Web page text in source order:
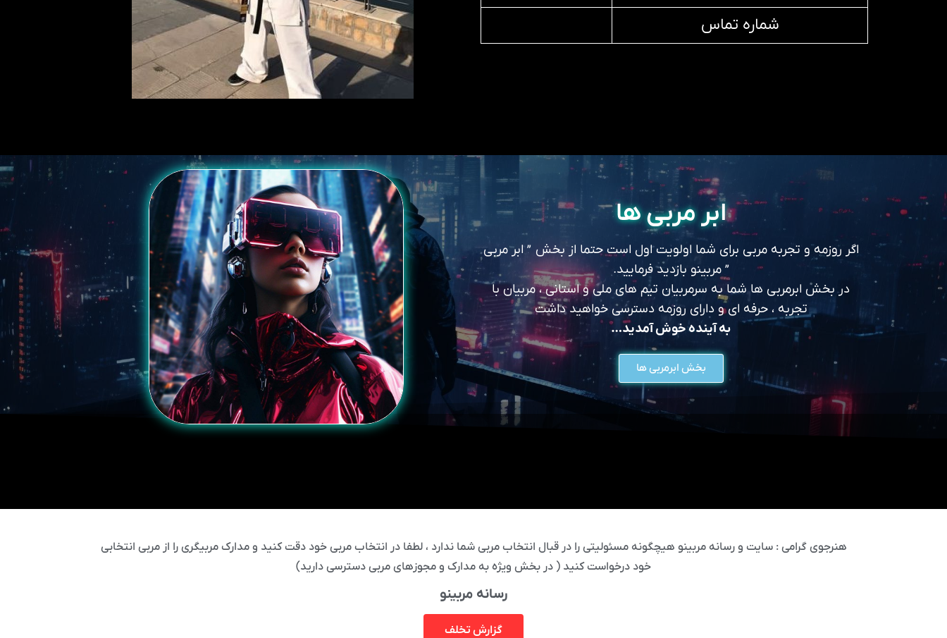
شماره تماس
ابر مربی ها
اگر روزمه و تجربه مربی برای شما اولویت اول است حتما از بخش ” ابر مربی
” مربینو بازدید فرمایید.
در بخش ابرمربی ها شما به سرمربیان تیم های ملی و استانی ، مربیان با
تجربه ، حرفه ای و دارای روزمه دسترسی خواهید داشت
به آینده خوش آمدید…
بخش ابرمربی ها
هنرجوی گرامی : سایت و رسانه مربینو هیچگونه مسئولیتی را در قبال انتخاب مربی شما ندارد ، لطفا در انتخاب مربی خود دقت کنید و مدارک مربیگری را از مربی انتخابی
خود درخواست کنید ( در بخش ویژه به مدارک و مجوزهای مربی دسترسی دارید)
رسانه مربینو
گزارش تخلف